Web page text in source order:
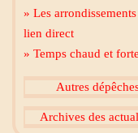
» Les
lien direct
» Temps chaud et
Autres
Archives des